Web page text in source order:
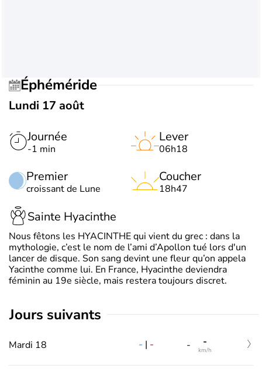
Éphéméride
Lundi 17 août
Journée
-1 min
Premier
croissant de Lune
Lever
06h18
Coucher
18h47
Sainte Hyacinthe
Nous fêtons les HYACINTHE qui vient du grec : dans la
mythologie, c’est le nom de l’ami d’Apollon tué lors d'un
lancer de disque. Son sang devint une fleur qu’on appela
Yacinthe comme lui. En France, Hyacinthe deviendra
féminin au 19e siècle, mais restera toujours discret.
jours suivants
Mardi 18 - | - - -
km/h